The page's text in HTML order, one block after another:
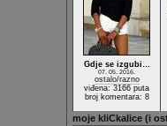
Gdje se izgubi…
07. 05. 2016.
ostalo/razno
viđena: 3166 puta
broj komentara: 8
moje kliCkalice (i